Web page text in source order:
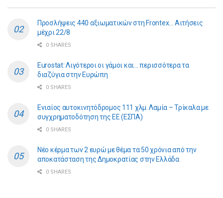
Προσλήψεις 440 αξιωματικών στη Frontex… Αιτήσεις
μέχρι 22/8
0 SHARES
Eurostat: Λιγότεροι οι γάμοι και… περισσότερα τα
διαζύγια στην Ευρώπη
0 SHARES
Ενιαίος αυτοκινητόδρομος 111 χλμ. Λαμία – Τρίκαλα με
συγχρηματοδότηση της ΕE (ΕΣΠΑ)
0 SHARES
Νέο κέρμα των 2 ευρώ με θέμα τα 50 χρόνια από την
αποκατάσταση της Δημοκρατίας στην Ελλάδα
0 SHARES